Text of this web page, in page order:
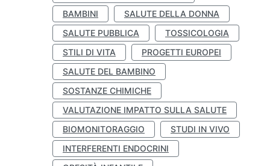
BAMBINI
SALUTE DELLA DONNA
SALUTE PUBBLICA
TOSSICOLOGIA
STILI DI VITA
PROGETTI EUROPEI
SALUTE DEL BAMBINO
SOSTANZE CHIMICHE
VALUTAZIONE IMPATTO SULLA SALUTE
BIOMONITORAGGIO
STUDI IN VIVO
INTERFERENTI ENDOCRINI